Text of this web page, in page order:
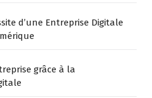
d’une Entreprise Digitale
grâce à la